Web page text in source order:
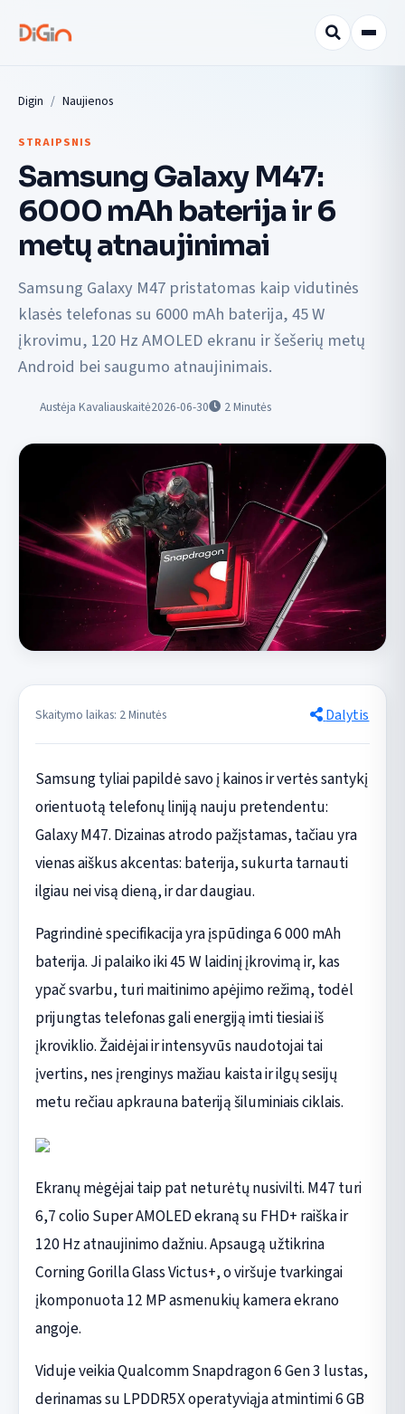
Digin Naujienos
STRAIPSNIS
Samsung Galaxy M47:
6000 mAh baterija ir 6
metų atnaujinimai
Samsung Galaxy M47 pristatomas kaip vidutinės
klasės telefonas su 6000 mAh baterija, 45 W
įkrovimu, 120 Hz AMOLED ekranu ir šešerių metų
Android bei saugumo atnaujinimais.
Austėja Kavaliauskaitė2026-06-30 2Minutės
Skaitymo laikas: 2 Minutės Dalytis
Samsung tyliai papildė savo į kainos ir vertės santykį
orientuotą telefonų liniją nauju pretendentu:
Galaxy M47. Dizainas atrodo pažįstamas, tačiau yra
vienas aiškus akcentas: baterija, sukurta tarnauti
ilgiau nei visą dieną, ir dar daugiau.
Pagrindinė specifikacija yra įspūdinga 6 000 mAh
baterija. Ji palaiko iki 45 W laidinį įkrovimą ir, kas
ypač svarbu, turi maitinimo apėjimo režimą, todėl
prijungtas telefonas gali energiją imti tiesiai iš
įkroviklio. Žaidėjai ir intensyvūs naudotojai tai
įvertins, nes įrenginys mažiau kaista ir ilgų sesijų
metu rečiau apkrauna bateriją šiluminiais ciklais.
Ekranų mėgėjai taip pat neturėtų nusivilti. M47 turi
6,7 colio Super AMOLED ekraną su FHD+ raiška ir
120 Hz atnaujinimo dažniu. Apsaugą užtikrina
Corning Gorilla Glass Victus+, o viršuje tvarkingai
įkomponuota 12 MP asmenukių kamera ekrano
angoje.
Viduje veikia Qualcomm Snapdragon 6 Gen 3 lustas,
derinamas su LPDDR5X operatyviąja atmintimi 6 GB